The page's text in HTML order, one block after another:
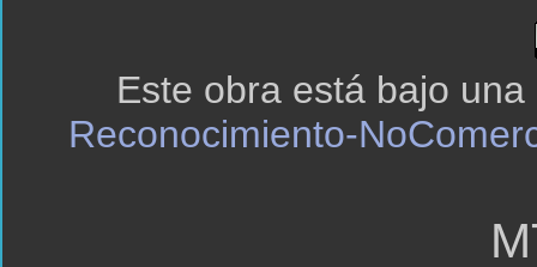
Este obra está bajo una
Reconocimiento-